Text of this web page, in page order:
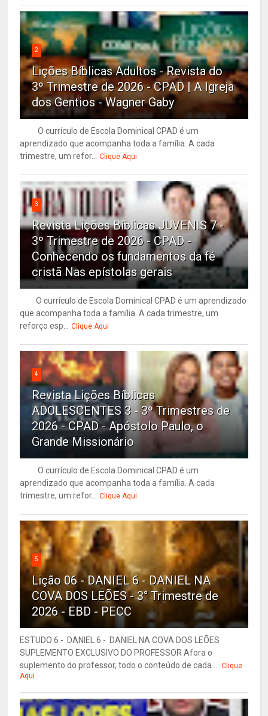
2
Lições Bíblicas Adultos - Revista do
3º Trimestre de 2026 - CPAD | A Igreja
dos Gentios - Wagner Gaby
O currículo de Escola Dominical CPAD é um
aprendizado que acompanha toda a família. A cada
trimestre, um refor... Clique Aqui
3
Revista Lições Bíblicas JUVENIS 7 -
3º Trimestre de 2026 - CPAD -
Conhecendo os fundamentos da fé
cristã Nas epístolas gerais
O currículo de Escola Dominical CPAD é um aprendizado
que acompanha toda a família. A cada trimestre, um
reforço esp... Clique Aqui
4
Revista Lições Bíblicas
ADOLESCENTES 3 - 3º Trimestres de
2026 - CPAD - Apóstolo Paulo, o
Grande Missionário
O currículo de Escola Dominical CPAD é um
aprendizado que acompanha toda a família. A cada
trimestre, um refor... Clique Aqui
5
Lição 06 - DANIEL 6 - DANIEL NA
COVA DOS LEÕES - 3° Trimestre de
2026 - EBD - PECC
ESTUDO 6 - DANIEL 6 - DANIEL NA COVA DOS LEÕES
SUPLEMENTO EXCLUSIVO DO PROFESSOR Afora o
suplemento do professor, todo o conteúdo de cada ... Clique
Aqui